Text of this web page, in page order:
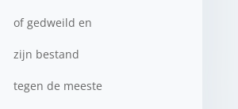
of gedweild en
zijn bestand
tegen de meeste